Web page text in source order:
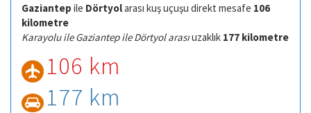
Gaziantep ile Dörtyolarası kuş uçuşu direkt mesafe 106
kilometre
Karayolu ile Gaziantep ile Dörtyol arasıuzaklık 177 kilometre
106 km
177 km